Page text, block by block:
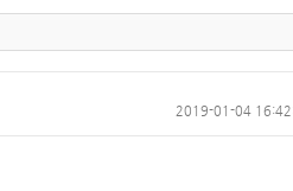
2019-01-04